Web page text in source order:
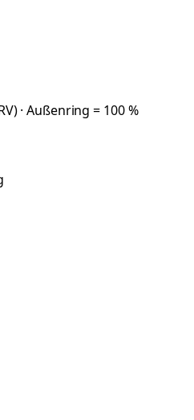
· Außenring = 100 %